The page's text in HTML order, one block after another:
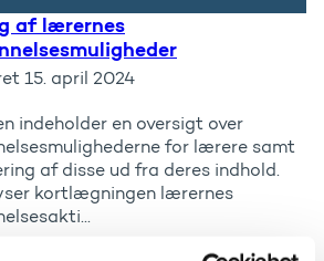
af lærernes
15. april 2024
indeholder en oversigt over
for lærere samt
af disse ud fra deres indhold.
kortlægningen lærernes